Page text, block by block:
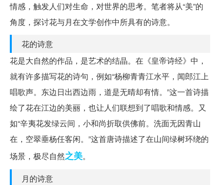
情感，触发人们对生命，对世界的思考。笔者将从“美”的
角度，探讨花与月在文学创作中所具有的诗意。
花的诗意
花是大自然的作品，是艺术的结晶。在《皇帝诗经》中，
就有许多描写花的诗句，例如“杨柳青青江水平，闻郎江上
唱歌声。东边日出西边雨，道是无晴却有情。”这一首诗描
绘了花在江边的美丽，也让人们联想到了唱歌和情感。又
如“辛夷花发绿云间，小和尚折取供佛前。洗面无因青山
在，空翠垂杨任客闲。”这首唐诗描述了在山间绿树环绕的
场景，极尽自然之美。
月的诗意